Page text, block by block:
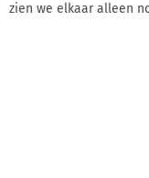
zien we elkaar alleen